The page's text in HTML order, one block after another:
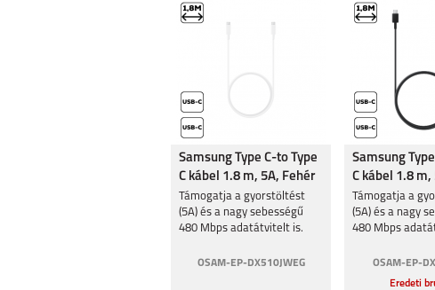
Samsung Type C-to Type
C kábel 1.8 m, 5A, Fehér
Támogatja a gyorstöltést
(5A) és a nagy sebességű
480 Mbps adatátvitelt is.
OSAM-EP-DX510JWEG
Samsung
C kábel 1.8 m,
Támogatja a
(5A) és a nagy
480 Mbps
OSAM-EP-
Eredeti